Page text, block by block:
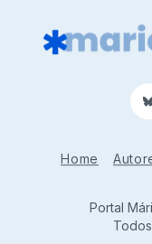
Home
Portal